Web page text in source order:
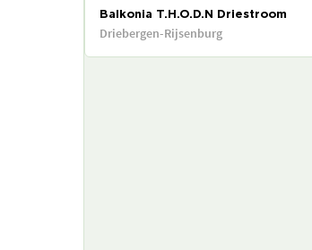
Balkonia T.H.O.D.N Driestroom
Driebergen-Rijsenburg